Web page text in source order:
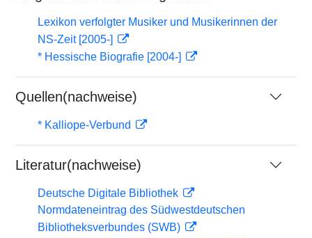
Lexikon verfolgter Musiker und Musikerinnen der
NS-Zeit [2005-]
* Hessische Biografie [2004-]
Quellen(nachweise)
* Kalliope-Verbund
Literatur(nachweise)
Deutsche Digitale Bibliothek
Normdateneintrag des Südwestdeutschen
Bibliotheksverbundes (SWB)